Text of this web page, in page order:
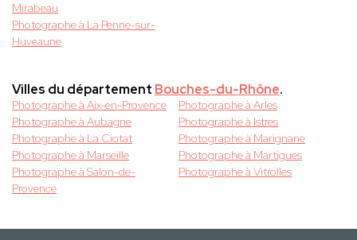
Mirabeau
Photographe à La Penne-sur-
Huveaune
Villes du département Bouches-du-Rhône.
Photographe à Aix-en-Provence
Photographe à Arles
Photographe à Aubagne
Photographe à Istres
Photographe à La Ciotat
Photographe à Marignane
Photographe à Marseille
Photographe à Martigues
Photographe à Salon-de-
Provence
Photographe à Vitrolles